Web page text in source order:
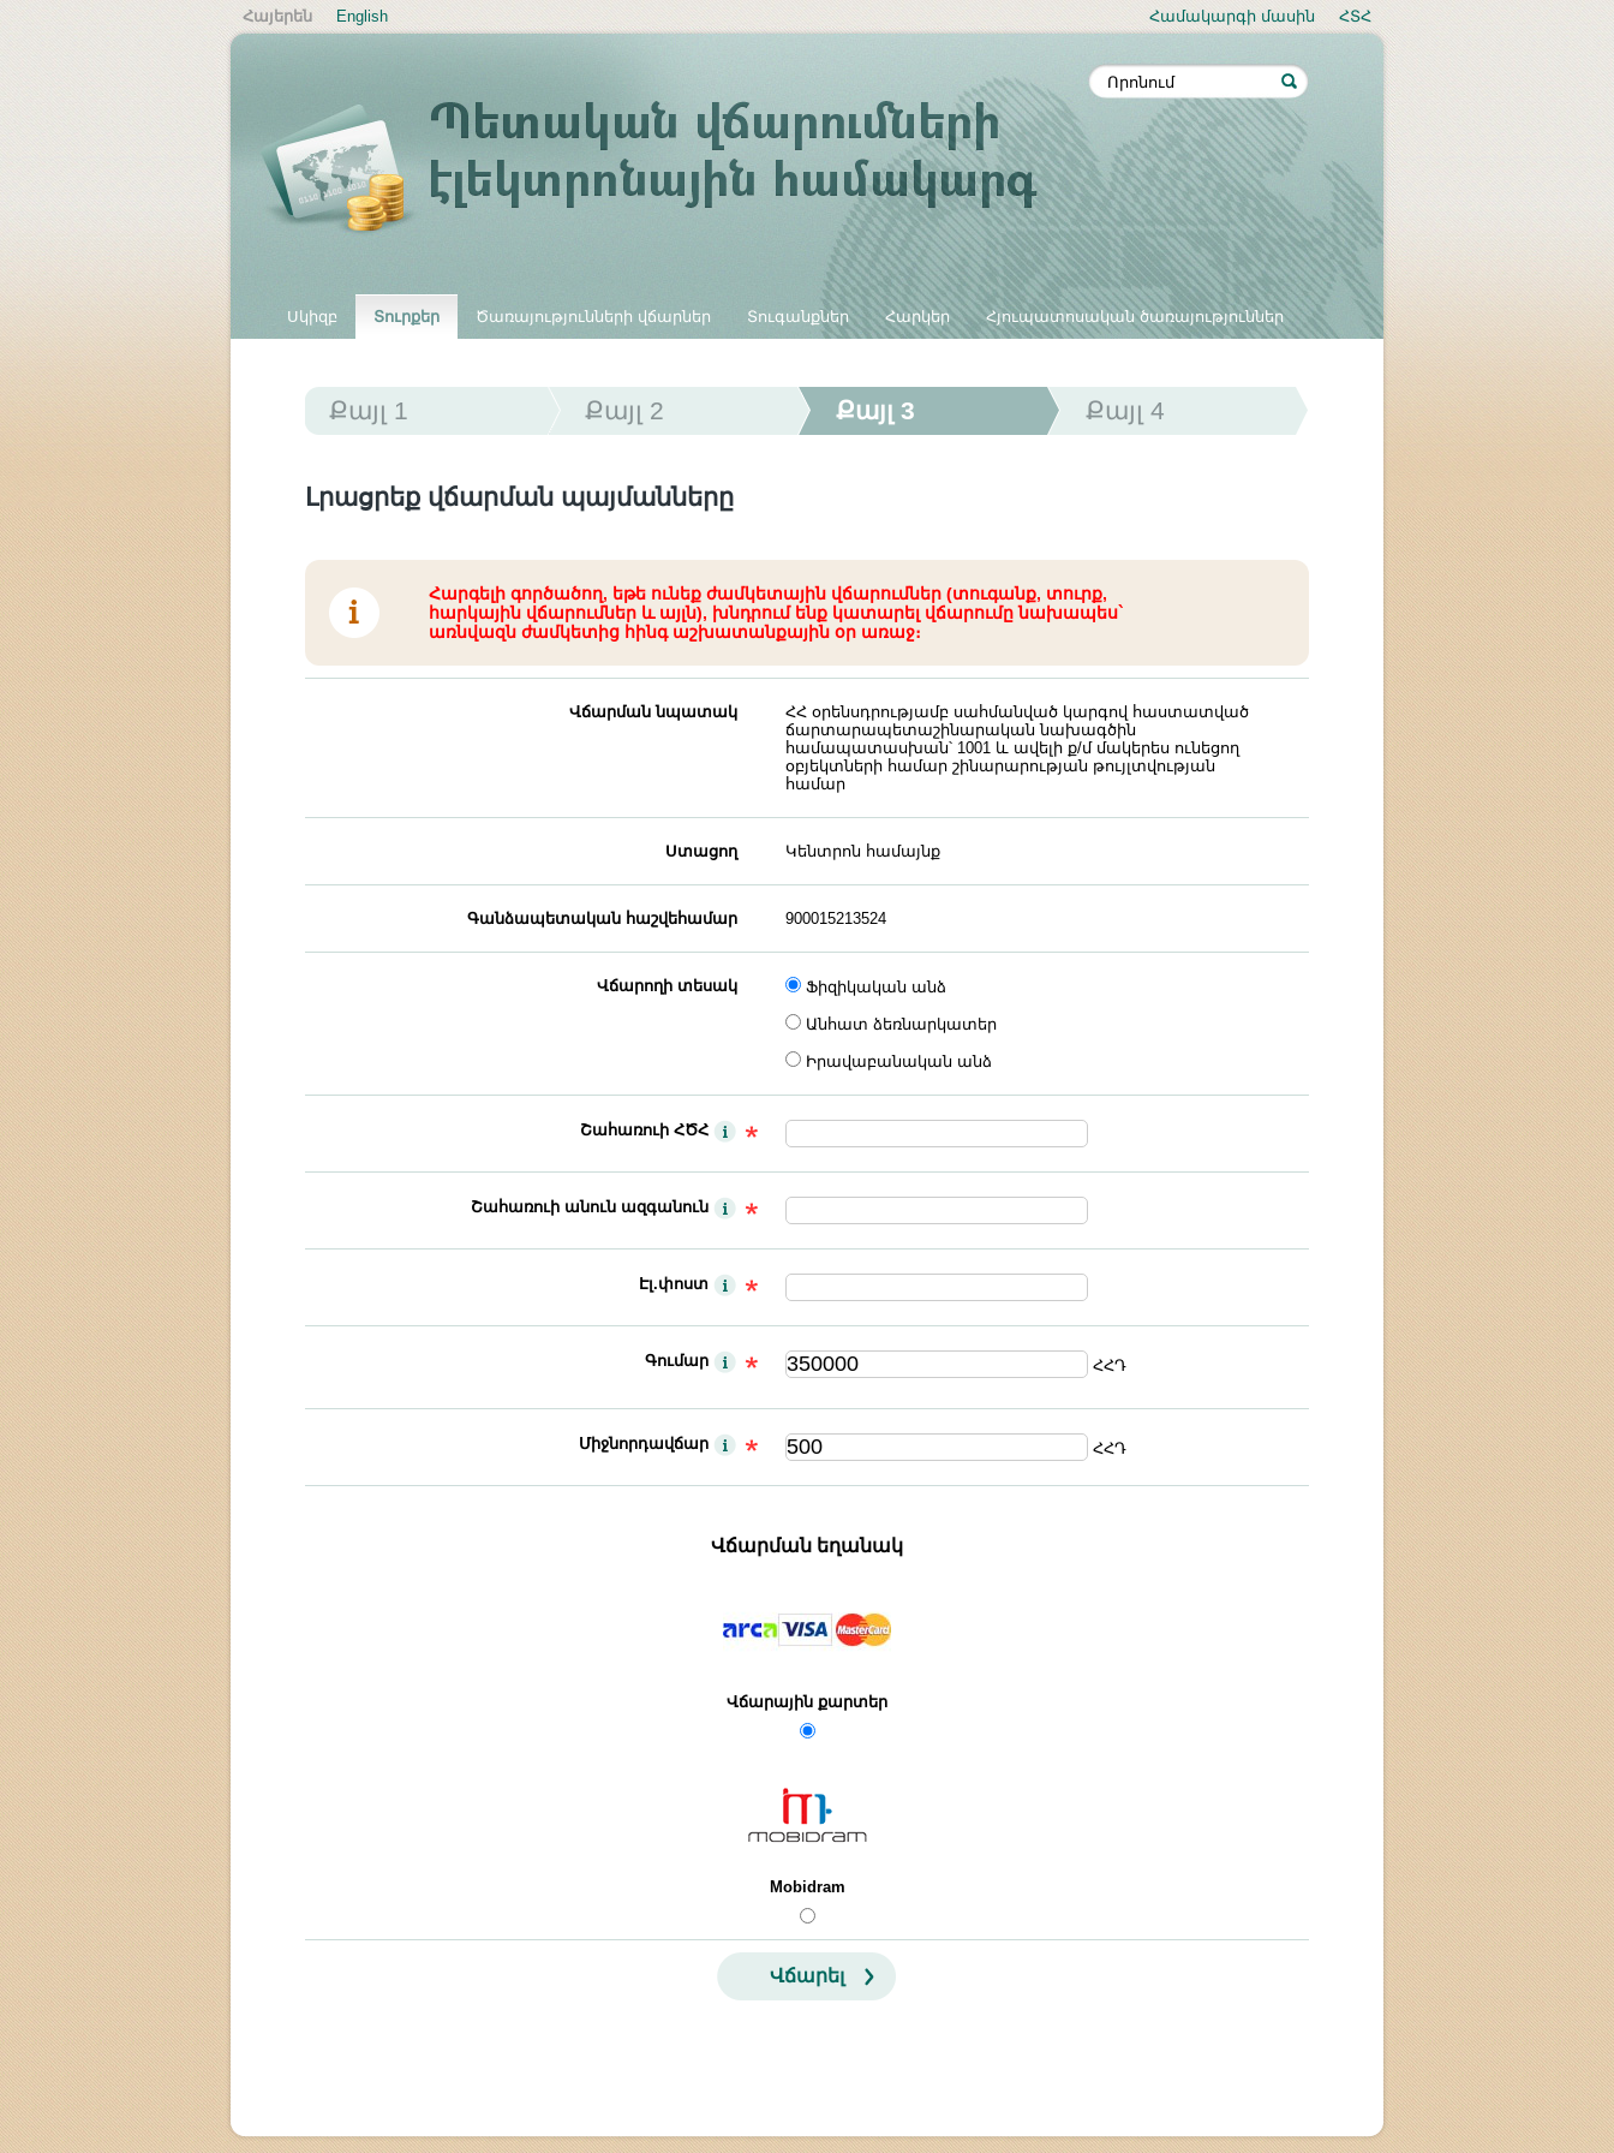
Հայերեն English Համակարգի մասին ՀՏՀ
Սկիզբ Տուրքեր Ծառայությունների վճարներ Տուգանքներ Հարկեր Հյուպատոսական ծառայություններ
Քայլ 1 Քայլ 2 Քայլ 3 Քայլ 4
Լրացրեք վճարման պայմանները
Հարգելի գործածող, եթե ունեք ժամկետային վճարումներ (տուգանք, տուրք,
հարկային վճարումներ և այլն), խնդրում ենք կատարել վճարումը նախապես`
առնվազն ժամկետից հինգ աշխատանքային օր առաջ։
Վճարման նպատակ
ՀՀ օրենսդրությամբ սահմանված կարգով հաստատված
ճարտարապետաշինարական նախագծին
համապատասխան՝ 1001 և ավելի ք/մ մակերես ունեցող
օբյեկտների համար շինարարության թույլտվության
համար
Ստացող Կենտրոն համայնք
Գանձապետական հաշվեհամար 900015213524
Վճարողի տեսակ Ֆիզիկական անձ
Անհատ ձեռնարկատեր
Իրավաբանական անձ
Շահառուի ՀԾՀ
Շահառուի անուն ազգանուն
Էլ.փոստ
Գումար ՀՀԴ
Միջնորդավճար ՀՀԴ
Վճարման եղանակ
Վճարային քարտեր
Mobidram
Վճարել